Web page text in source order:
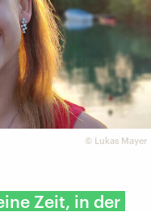
© Lukas Mayer
Zeit, in der